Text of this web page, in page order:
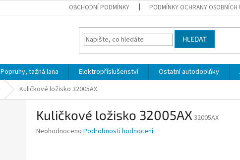
OBCHODNÍ PODMÍNKY PODMÍNKY OCHRANY OSOBNÍCH
HLEDAT
Popruhy, tažná lana Elektropříslušenství Ostatní autodoplňky
Kuličkové ložisko 32005AX
Kuličkové ložisko 32005AX 32005AX
Průměrné
Neohodnoceno Podrobnosti hodnocení